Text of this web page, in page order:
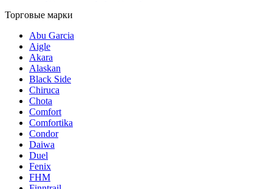
Торговые марки
Abu Garcia
Aigle
Akara
Alaskan
Black Side
Chiruca
Chota
Comfort
Comfortika
Condor
Daiwa
Duel
Fenix
FHM